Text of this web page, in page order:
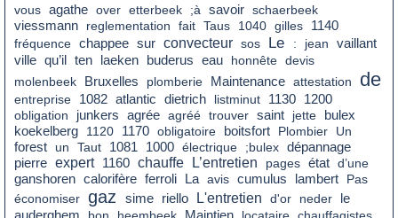
vous agathe over etterbeek ;à savoir schaerbeek
viessmann
reglementation fait Taus 1040 gilles
1140
fréquence chappee sur convecteur sos Le : jean
vaillant
ville qu’il ten laeken buderus eau honnête devis
molenbeek
Bruxelles plomberie Maintenance attestation de
entreprise 1082 atlantic dietrich listminut 1130
1200
obligation
junkers agrée agréé trouver saint jette
bulex
koekelberg
1120 1170 obligatoire boitsfort Plombier
Un
forest
un Taut 1081 1000 électrique ;bulex dépannage
pierre expert 1160 chauffe L’entretien pages état d’une
ganshoren calorifère ferroli La avis cumulus lambert
Pas
économiser gaz sime riello L'entretien d'or neder le